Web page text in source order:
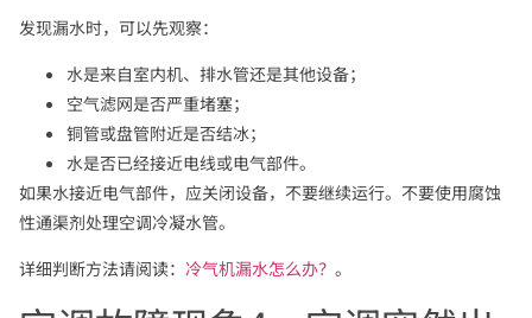
发现漏水时，可以先观察：
水是来自室内机、排水管还是其他设备；
空气滤网是否严重堵塞；
铜管或盘管附近是否结冰；
水是否已经接近电线或电气部件。
如果水接近电气部件，应关闭设备，不要继续运行。不要使用腐蚀
性通渠剂处理空调冷凝水管。
详细判断方法请阅读： 冷气机漏水怎么办？ 。